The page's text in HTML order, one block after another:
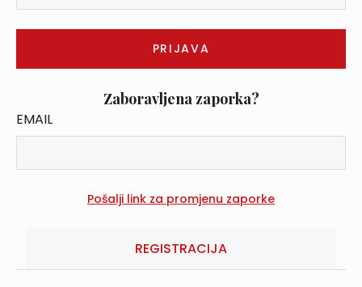
Zaboravljena zaporka?
EMAIL
REGISTRACIJA